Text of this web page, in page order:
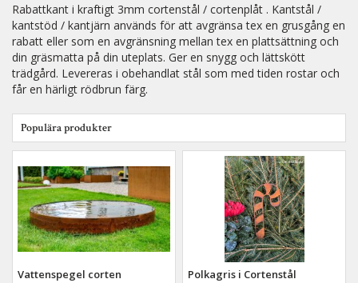
Rabattkant i kraftigt 3mm cortenstål / cortenplåt . Kantstål /
kantstöd / kantjärn används för att avgränsa tex en grusgång en
rabatt eller som en avgränsning mellan tex en plattsättning och
din gräsmatta på din uteplats. Ger en snygg och lättskött
trädgård. Levereras i obehandlat stål som med tiden rostar och
får en härligt rödbrun färg.
Populära produkter
Vattenspegel corten Polkagris i Cortenstål